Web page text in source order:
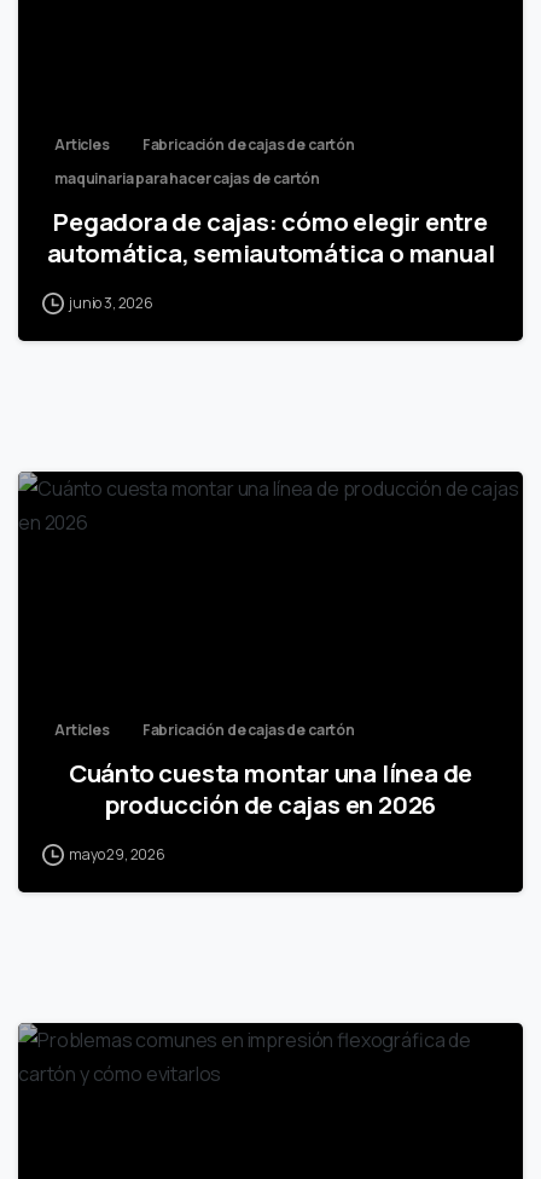
Articles
Fabricación de cajas de cartón
maquinaria para hacer cajas de cartón
Pegadora de cajas: cómo elegir entre
automática, semiautomática o manual
junio 3, 2026
Articles Fabricación de cajas de cartón
Cuánto cuesta montar una línea de
producción de cajas en 2026
mayo 29, 2026